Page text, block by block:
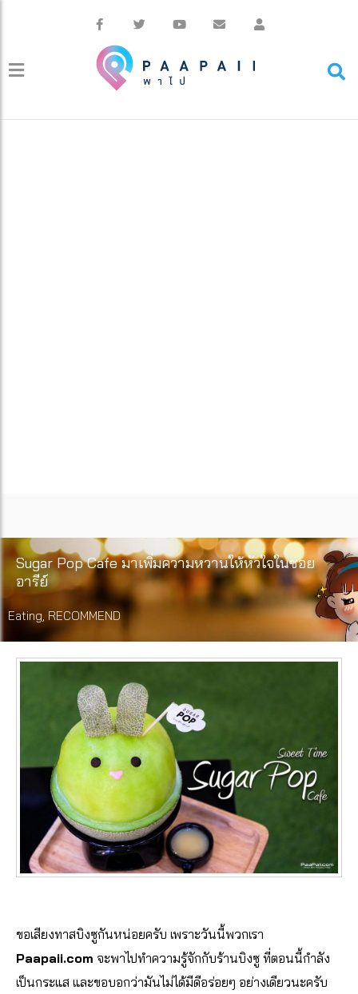
Sugar Pop Cafe มาเพิ่มความหวานให้หัวใจในซอย
อารีย์
Eating, RECOMMEND
ขอเสียงทาสบิงซูกันหน่อยครับ เพราะวันนี้พวกเรา
Paapaii.com จะพาไปทำความรู้จักกับร้านบิงซู ที่ตอนนี้กำลัง
เป็นกระแส และขอบอกว่ามันไม่ได้มีดีอร่อยๆ อย่างเดียวนะครับ